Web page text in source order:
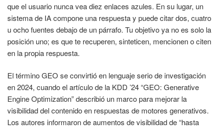
que el usuario nunca vea diez enlaces azules. En su lugar, un
sistema de IA compone una respuesta y puede citar dos, cuatro
u ocho fuentes debajo de un párrafo. Tu objetivo ya no es solo la
posición uno; es que te recuperen, sinteticen, mencionen o citen
en la propia respuesta.
El término GEO se convirtió en lenguaje serio de investigación
en 2024, cuando el artículo de la KDD ’24 “GEO: Generative
Engine Optimization” describió un marco para mejorar la
visibilidad del contenido en respuestas de motores generativos.
Los autores informaron de aumentos de visibilidad de “hasta